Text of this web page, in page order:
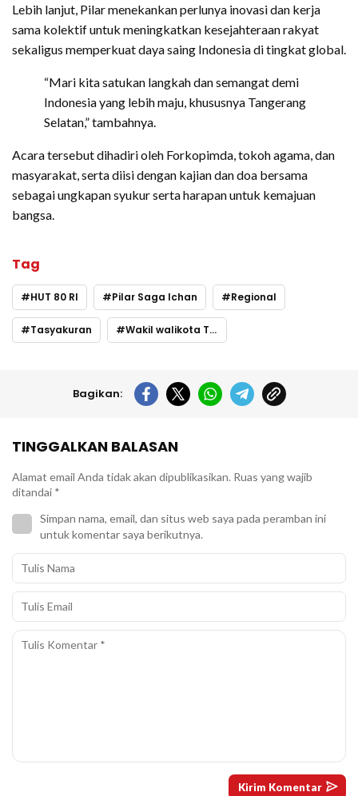
Lebih lanjut, Pilar menekankan perlunya inovasi dan kerja
sama kolektif untuk meningkatkan kesejahteraan rakyat
sekaligus memperkuat daya saing Indonesia di tingkat global.
“Mari kita satukan langkah dan semangat demi
Indonesia yang lebih maju, khususnya Tangerang
Selatan,” tambahnya.
Acara tersebut dihadiri oleh Forkopimda, tokoh agama, dan
masyarakat, serta diisi dengan kajian dan doa bersama
sebagai ungkapan syukur serta harapan untuk kemajuan
bangsa.
Tag
HUT 80 RI Pilar Saga Ichan Regional
Tasyakuran Wakil walikota Tangsel
Bagikan:
TINGGALKAN BALASAN
Alamat email Anda tidak akan dipublikasikan. Ruas yang wajib
ditandai *
Simpan nama, email, dan situs web saya pada peramban ini
untuk komentar saya berikutnya.